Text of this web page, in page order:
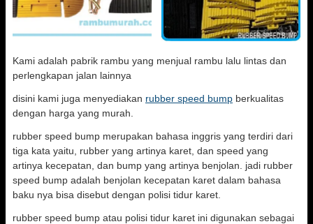
Kami adalah pabrik rambu yang menjual rambu lalu lintas dan
perlengkapan jalan lainnya
disini kami juga menyediakan rubber speed bump berkualitas
dengan harga yang murah.
rubber speed bump merupakan bahasa inggris yang terdiri dari
tiga kata yaitu, rubber yang artinya karet, dan speed yang
artinya kecepatan, dan bump yang artinya benjolan. jadi rubber
speed bump adalah benjolan kecepatan karet dalam bahasa
baku nya bisa disebut dengan polisi tidur karet.
rubber speed bump atau polisi tidur karet ini digunakan sebagai